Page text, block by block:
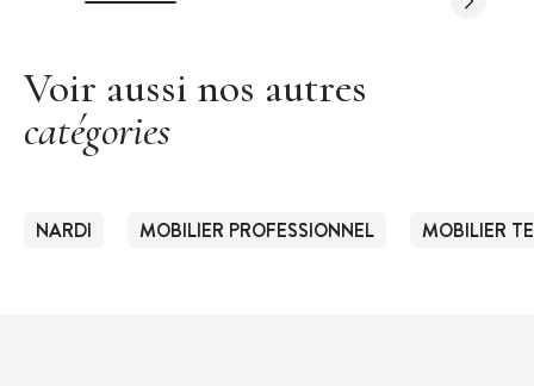
Voir aussi nos autres
catégories
NARDI MOBILIER PROFESSIONNEL MOBILIER